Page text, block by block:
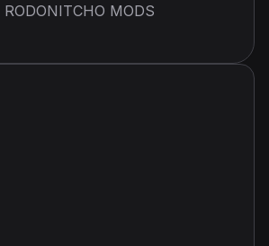
MODS